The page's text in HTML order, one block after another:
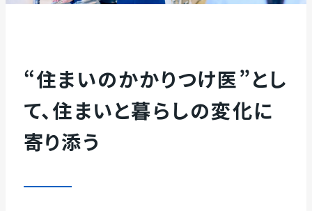
“住まいのかかりつけ医”とし
て、住まいと暮らしの変化に
寄り添う